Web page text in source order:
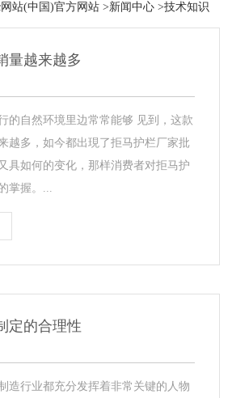
站(中国)官方网站 >新闻中心 >技术知识
量越来越多
的自然环境里边常常能够 见到，这款
越多，如今都出現了拒马护栏厂家批
具如何的变化，那样消费者对拒马护
掌握。...
定的合理性
造行业都充分发挥着非常关键的人物